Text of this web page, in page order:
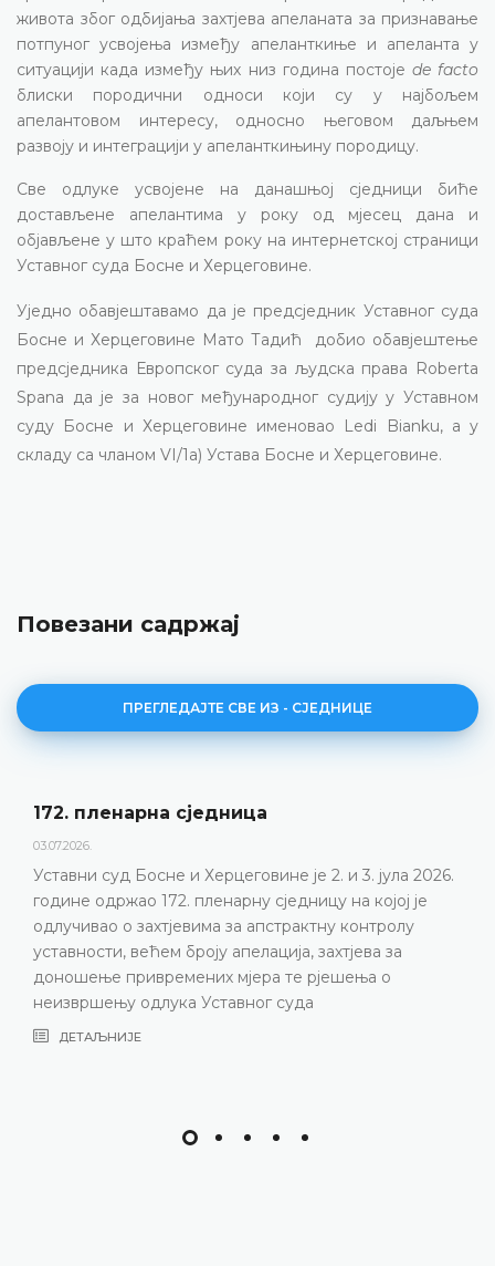
живота због одбијања захтјева апеланата за признавање
потпуног усвојења између апеланткиње и апеланта у
ситуацији када између њих низ година постоје de facto
блиски породични односи који су у најбољем
апелантовом интересу, односно његовом даљњем
развоју и интеграцији у апеланткињину породицу.
Све одлуке усвојене на данашњој сједници биће
достављене апелантима у року од мјесец дана и
објављене у што краћем року на интернетској страници
Уставног суда Босне и Херцеговине.
Уједно обавјештавамо да је предсједник Уставног суда
Босне и Херцеговине Мато Тадић
добио обавјештење
предсједника Европског суда за људска права Roberta
Spana да је за новог међународног судију у Уставном
суду Босне и Херцеговине именовао Ledi Bianku, а у
складу са чланом VI/1а) Устава Босне и Херцеговине.
Повезани садржај
ПРЕГЛЕДАЈТЕ СВЕ ИЗ - СЈЕДНИЦЕ
172. пленарна сједницa
03.07.2026.
Уставни суд Босне и Херцеговине је 2. и 3. јула 2026.
године одржао 172. пленарну сједницу на којој је
одлучивао о захтјевима за апстрактну контролу
уставности, већем броју апелација, захтјева за
доношење привремених мјера те рјешења о
неизвршењу одлука Уставног суда
ДЕТАЉНИЈЕ